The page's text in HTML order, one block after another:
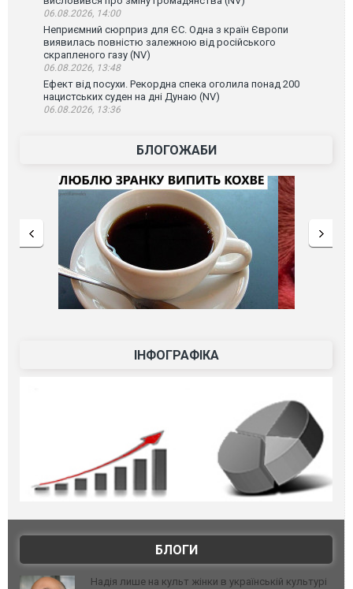
06.08.2026, 14:00
Неприємний сюрприз для ЄС. Одна з країн Європи
виявилась повністю залежною від російського
скрапленого газу (NV)
06.08.2026, 13:48
Ефект від посухи. Рекордна спека оголила понад 200
нацистських суден на дні Дунаю (NV)
06.08.2026, 13:36
БЛОГОЖАБИ
ІНФОГРАФІКА
БЛОГИ
Надія лише на культ жінки в українській культурі